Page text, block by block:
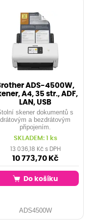
ADS-4500W,
A4, 35 str., ADF,
LAN, USB
skener dokumentů s
drátovým a bezdrátovým
připojením.
SKLADEM: 1 ks
13 036,18 Kč s DPH
10 773,70 Kč
Do košíku
ADS4500W